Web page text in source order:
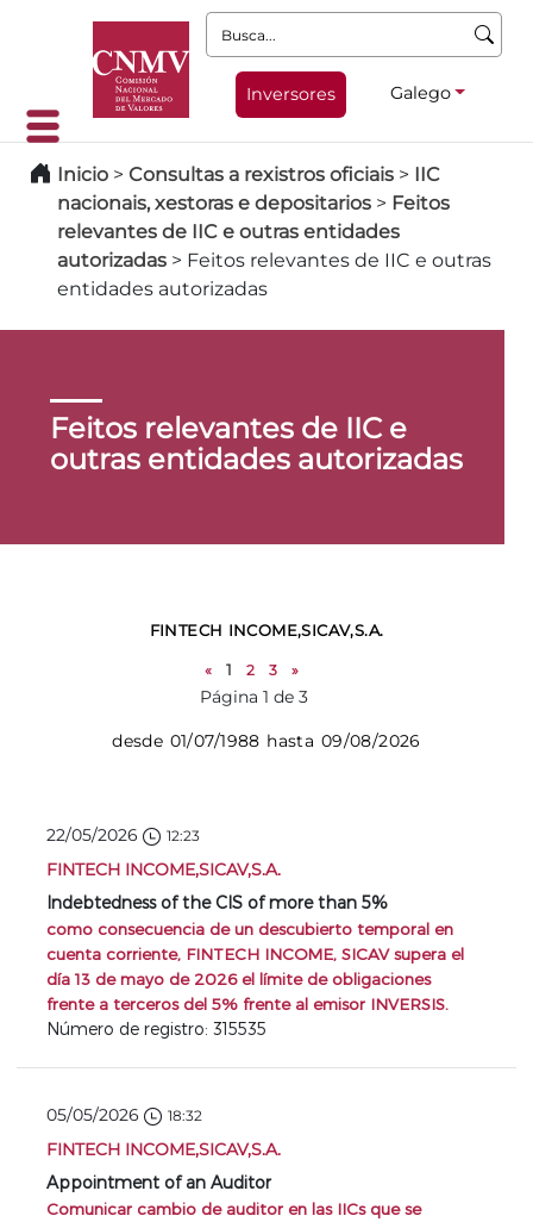
Busca:
Inversores Galego
Inicio > Consultas a rexistros oficiais > IIC
nacionais, xestoras e depositarios > Feitos
relevantes de IIC e outras entidades
autorizadas > Feitos relevantes de IIC e outras
entidades autorizadas
Feitos relevantes de IIC e
outras entidades autorizadas
FINTECH INCOME,SICAV,S.A.
« 1 2 3 »
Página 1 de 3
desde 01/07/1988 hasta 09/08/2026
22/05/2026 12:23
FINTECH INCOME,SICAV,S.A.
Indebtedness of the CIS of more than 5%
como consecuencia de un descubierto temporal en
cuenta corriente, FINTECH INCOME, SICAV supera el
día 13 de mayo de 2026 el límite de obligaciones
frente a terceros del 5% frente al emisor INVERSIS.
Número de registro: 315535
05/05/2026 18:32
FINTECH INCOME,SICAV,S.A.
Appointment of an Auditor
Comunicar cambio de auditor en las IICs que se